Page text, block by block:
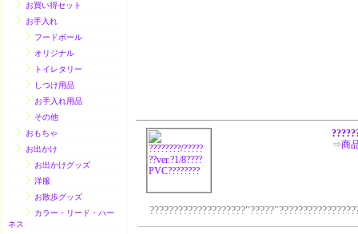
お買い得セット
お手入れ
フードボール
オリジナル
トイレタリー
しつけ用品
お手入れ用品
その他
おもちゃ
お出かけ
お出かけグッズ
洋服
お散歩グッズ
カラー・リード・ハー
ネス
⇒商